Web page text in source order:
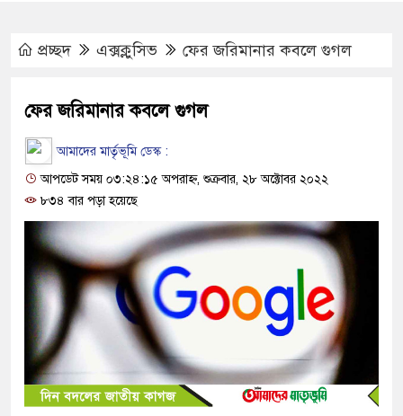
প্রচ্ছদ এক্সক্লুসিভ ফের জরিমানার কবলে গুগল
ফের জরিমানার কবলে গুগল
আমাদের মার্তৃভূমি ডেস্ক :
আপডেট সময় ০৩:২৪:১৫ অপরাহ্ন, শুক্রবার, ২৮ অক্টোবর ২০২২
৮৩৪ বার পড়া হয়েছে